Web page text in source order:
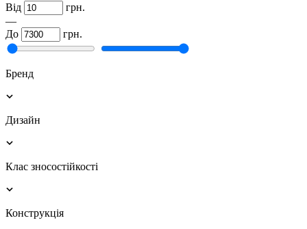
Від
грн.
—
До
грн.
Бренд
Дизайн
Клас зносостійкості
Конструкція